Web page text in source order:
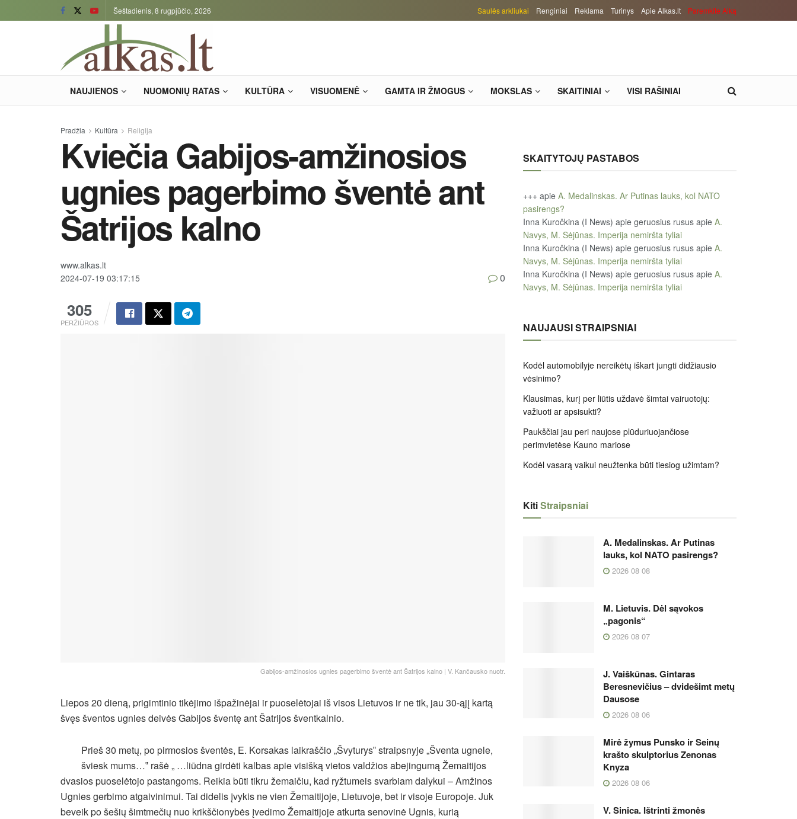
Šeštadienis, 8 rugpjūčio, 2026 Saulės arkliukai Renginiai Reklama Turinys Apie Alkas.lt Paremkite Alką
NAUJIENOS NUOMONIŲ RATAS KULTŪRA VISUOMENĖ GAMTA IR ŽMOGUS MOKSLAS SKAITINIAI VISI RAŠINIAI
Pradžia Kultūra Religija
Kviečia Gabijos-amžinosios
ugnies pagerbimo šventė ant
Šatrijos kalno
www.alkas.lt
2024-07-19 03:17:15
305
PERŽIŪROS
0
Gabijos-amžinosios ugnies pagerbimo šventė ant Šatrijos kalno | V. Kančausko nuotr.
Liepos 20 dieną, prigimtinio tikėjimo išpažinėjai ir puoselėtojai iš visos Lietuvos ir ne tik, jau 30-ąjį kartą
švęs šventos ugnies deivės Gabijos šventę ant Šatrijos šventkalnio.
Prieš 30 metų, po pirmosios šventės, E. Korsakas laikraščio „Švyturys‟ straipsnyje „Šventa ugnele,
šviesk mums…‟ rašė „ …liūdna girdėti kalbas apie visišką vietos valdžios abejingumą Žemaitijos
dvasios puoselėtojo pastangoms. Reikia būti tikru žemaičiu, kad ryžtumeis svarbiam dalykui – Amžinos
Ugnies gerbimo atgaivinimui. Tai didelis įvykis ne vien Žemaitijoje, Lietuvoje, bet ir visoje Europoje. Juk
beveik po šešių šimtmečių nuo krikščionybės įvedimo Žemaitijoje atkurta senovinė Ugnis, kurią
SKAITYTOJŲ PASTABOS
+++ apie A. Medalinskas. Ar Putinas lauks, kol NATO
pasirengs?
Inna Kuročkina (I News) apie geruosius rusus apie A.
Navys, M. Sėjūnas. Imperija nemiršta tyliai
Inna Kuročkina (I News) apie geruosius rusus apie A.
Navys, M. Sėjūnas. Imperija nemiršta tyliai
Inna Kuročkina (I News) apie geruosius rusus apie A.
Navys, M. Sėjūnas. Imperija nemiršta tyliai
NAUJAUSI STRAIPSNIAI
Kodėl automobilyje nereikėtų iškart jungti didžiausio
vėsinimo?
Klausimas, kurį per liūtis uždavė šimtai vairuotojų:
važiuoti ar apsisukti?
Paukščiai jau peri naujose plūduriuojančiose
perimvietėse Kauno mariose
Kodėl vasarą vaikui neužtenka būti tiesiog užimtam?
KitiStraipsniai
A. Medalinskas. Ar Putinas
lauks, kol NATO pasirengs?
2026 08 08
M. Lietuvis. Dėl sąvokos
„pagonis“
2026 08 07
J. Vaiškūnas. Gintaras
Beresnevičius – dvidešimt metų
Dausose
2026 08 06
Mirė žymus Punsko ir Seinų
krašto skulptorius Zenonas
Knyza
2026 08 06
V. Sinica. Ištrinti žmonės